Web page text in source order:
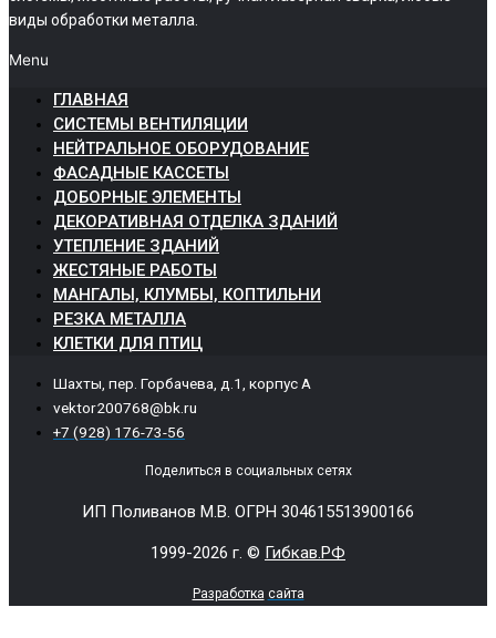
виды обработки металла.
Menu
ГЛАВНАЯ
СИСТЕМЫ ВЕНТИЛЯЦИИ
НЕЙТРАЛЬНОЕ ОБОРУДОВАНИЕ
ФАСАДНЫЕ КАССЕТЫ
ДОБОРНЫЕ ЭЛЕМЕНТЫ
ДЕКОРАТИВНАЯ ОТДЕЛКА ЗДАНИЙ
УТЕПЛЕНИЕ ЗДАНИЙ
ЖЕСТЯНЫЕ РАБОТЫ
МАНГАЛЫ, КЛУМБЫ, КОПТИЛЬНИ
РЕЗКА МЕТАЛЛА
КЛЕТКИ ДЛЯ ПТИЦ
Шахты, пер. Горбачева, д.1, корпус А
vektor200768@bk.ru
+7 (928) 176-73-56
Поделиться в социальных сетях
ИП Поливанов М.В. ОГРН 304615513900166
1999-2026 г. © Гибкав.РФ
Разработка сайта